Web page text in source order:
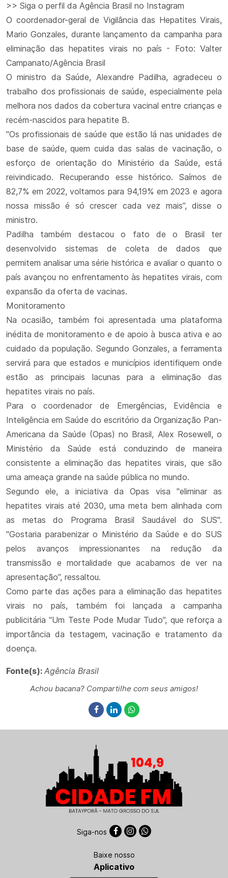
>> Siga o perfil da Agência Brasil no Instagram
O coordenador-geral de Vigilância das Hepatites Virais,
Mario Gonzales, durante lançamento da campanha para
eliminação das hepatites virais no país - Foto: Valter
Campanato/Agência Brasil
O ministro da Saúde, Alexandre Padilha, agradeceu o
trabalho dos profissionais de saúde, especialmente pela
melhora nos dados da cobertura vacinal entre crianças e
recém-nascidos para hepatite B.
"Os profissionais de saúde que estão lá nas unidades de
base de saúde, quem cuida das salas de vacinação, o
esforço de orientação do Ministério da Saúde, está
reivindicado. Recuperando esse histórico. Saímos de
82,7% em 2022, voltamos para 94,19% em 2023 e agora
nossa missão é só crescer cada vez mais”, disse o
ministro.
Padilha também destacou o fato de o Brasil ter
desenvolvido sistemas de coleta de dados que
permitem analisar uma série histórica e avaliar o quanto o
país avançou no enfrentamento às hepatites virais, com
expansão da oferta de vacinas.
Monitoramento
Na ocasião, também foi apresentada uma plataforma
inédita de monitoramento e de apoio à busca ativa e ao
cuidado da população. Segundo Gonzales, a ferramenta
servirá para que estados e municípios identifiquem onde
estão as principais lacunas para a eliminação das
hepatites virais no país.
Para o coordenador de Emergências, Evidência e
Inteligência em Saúde do escritório da Organização Pan-
Americana da Saúde (Opas) no Brasil, Alex Rosewell, o
Ministério da Saúde está conduzindo de maneira
consistente a eliminação das hepatites virais, que são
uma ameaça grande na saúde pública no mundo.
Segundo ele, a iniciativa da Opas visa "eliminar as
hepatites virais até 2030, uma meta bem alinhada com
as metas do Programa Brasil Saudável do SUS".
"Gostaria parabenizar o Ministério da Saúde e do SUS
pelos avanços impressionantes na redução da
transmissão e mortalidade que acabamos de ver na
apresentação”, ressaltou.
Como parte das ações para a eliminação das hepatites
virais no país, também foi lançada a campanha
publicitária “Um Teste Pode Mudar Tudo”, que reforça a
importância da testagem, vacinação e tratamento da
doença.
Fonte(s): Agência Brasil
Achou bacana? Compartilhe com seus amigos!
Siga-nos
Baixe nosso
Aplicativo